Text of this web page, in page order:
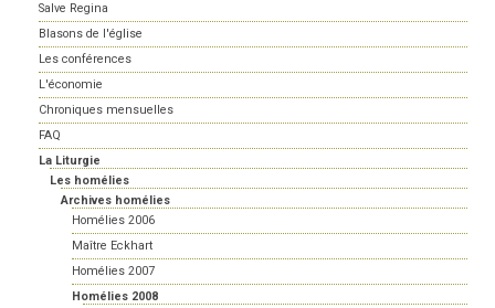
Salve Regina
Blasons de l'église
Les conférences
L'économie
Chroniques mensuelles
FAQ
La Liturgie
Les homélies
Archives homélies
Homélies 2006
Maître Eckhart
Homélies 2007
Homélies 2008